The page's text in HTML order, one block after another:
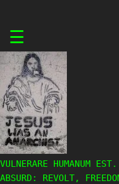
content
☰
VULNERARE HUMANUM
ABSURD: REVOLT,